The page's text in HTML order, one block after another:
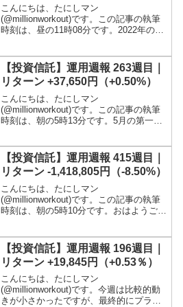
こんにちは、たにしマン
(@millionworkout)です。この記事の執筆
時刻は、昼の11時08分です。2022年の最
１億円に到達するまでは投信を解約する
つもりは無...
【投資信託】運用週報 263週目｜
リターン +37,650円（+0.50%）
こんにちは、たにしマン
(@millionworkout)です。この記事の執筆
時刻は、朝の5時13分です。5月の第一週
国のロックダウンや米中央銀行の利上げ
が市場にダメージ...
【投資信託】運用週報 415週目｜
リターン -1,418,805円（-8.50%）
こんにちは、たにしマン
(@millionworkout)です。この記事の執筆
時刻は、朝の5時10分です。おはようござ
は、2,173万円程度です！目標である１億
円に到達...
【投資信託】運用週報 196週目｜
リターン +19,845円（+0.53％）
こんにちは、たにしマン
(@millionworkout)です。今週は比較的動
きが小さかったですが、最終的にプラス